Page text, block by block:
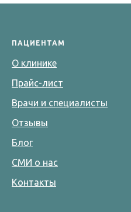
ПАЦИЕНТАМ
О клинике
Прайс-лист
Врачи и специалисты
Отзывы
Блог
СМИ о нас
Контакты